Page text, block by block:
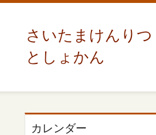
さいたまけんりつ
としょかん
カレンダー